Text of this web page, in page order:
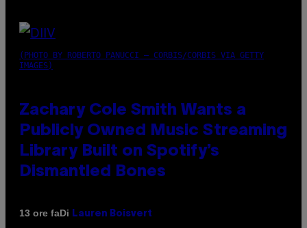
(PHOTO BY ROBERTO PANUCCI – CORBIS/CORBIS VIA GETTY
IMAGES)
Zachary Cole Smith Wants a
Publicly Owned Music Streaming
Library Built on Spotify’s
Dismantled Bones
13 ore faDi Lauren Boisvert